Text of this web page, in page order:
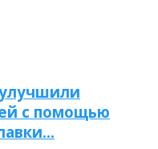
с помощью